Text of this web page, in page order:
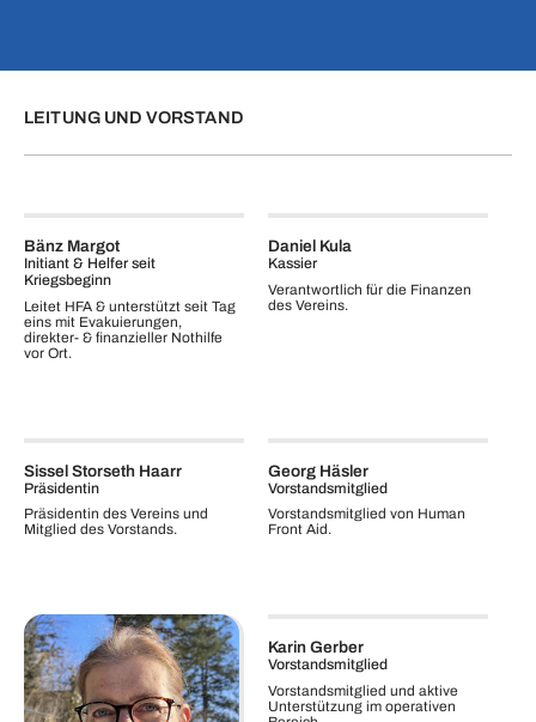
LEITUNG UND VORSTAND
Bänz Margot
Initiant & Helfer seit
Kriegsbeginn
Leitet HFA & unterstützt seit Tag
eins mit Evakuierungen,
direkter- & finanzieller Nothilfe
vor Ort.
Daniel Kula
Kassier
Verantwortlich für die Finanzen
des Vereins.
Sissel Storseth Haarr
Präsidentin
Präsidentin des Vereins und
Mitglied des Vorstands.
Georg Häsler
Vorstandsmitglied
Vorstandsmitglied von Human
Front Aid.
Karin Gerber
Vorstandsmitglied
Vorstandsmitglied und aktive
Unterstützung im operativen